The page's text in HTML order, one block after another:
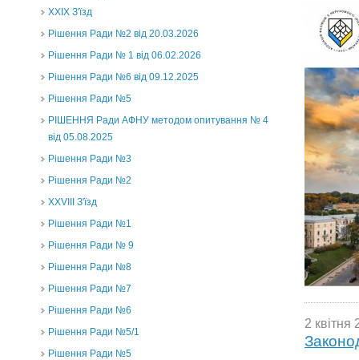
XXІХ З'їзд
Рішення Ради №2 від 20.03.2026
Рішення Ради № 1 від 06.02.2026
Рішення Ради №6 від 09.12.2025
Рішення Ради №5
РІШЕННЯ Ради АФНУ методом опитування № 4
від 05.08.2025
Рішення Ради №3
Рішення Ради №2
XXVIII З'їзд
Рішення Ради №1
Рішення Ради № 9
Рішення Ради №8
Рішення Ради №7
Рішення Ради №6
Рішення Ради №5/1
Рішення Ради №5
2 квітня